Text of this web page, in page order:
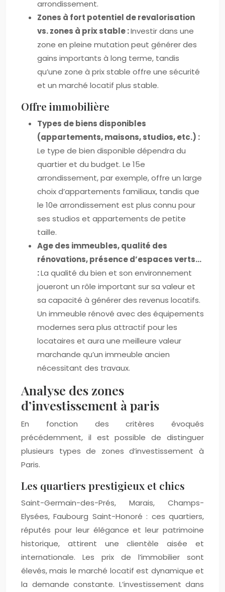
arrondissement.
Zones à fort potentiel de revalorisation
vs. zones à prix stable :Investir dans une
zone en pleine mutation peut générer des
gains importants à long terme, tandis
qu’une zone à prix stable offre une sécurité
et un marché locatif plus stable.
Offre immobilière
Types de biens disponibles
(appartements, maisons, studios, etc.) :
Le type de bien disponible dépendra du
quartier et du budget. Le 15e
arrondissement, par exemple, offre un large
choix d’appartements familiaux, tandis que
le 10e arrondissement est plus connu pour
ses studios et appartements de petite
taille.
Age des immeubles, qualité des
rénovations, présence d’espaces verts…
:La qualité du bien et son environnement
joueront un rôle important sur sa valeur et
sa capacité à générer des revenus locatifs.
Un immeuble rénové avec des équipements
modernes sera plus attractif pour les
locataires et aura une meilleure valeur
marchande qu’un immeuble ancien
nécessitant des travaux.
Analyse des zones
d’investissement à paris
En fonction des critères évoqués
précédemment, il est possible de distinguer
plusieurs types de zones d’investissement à
Paris.
Les quartiers prestigieux et chics
Saint-Germain-des-Prés, Marais, Champs-
Elysées, Faubourg Saint-Honoré : ces quartiers,
réputés pour leur élégance et leur patrimoine
historique, attirent une clientèle aisée et
internationale. Les prix de l’immobilier sont
élevés, mais le marché locatif est dynamique et
la demande constante. L’investissement dans